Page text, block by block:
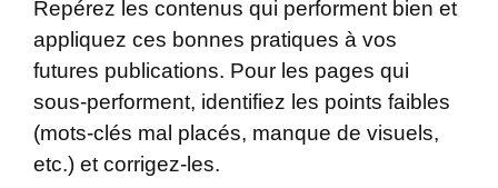
Repérez les contenus qui performent bien et
appliquez ces bonnes pratiques à vos
futures publications. Pour les pages qui
sous-performent, identifiez les points faibles
(mots-clés mal placés, manque de visuels,
etc.) et corrigez-les.